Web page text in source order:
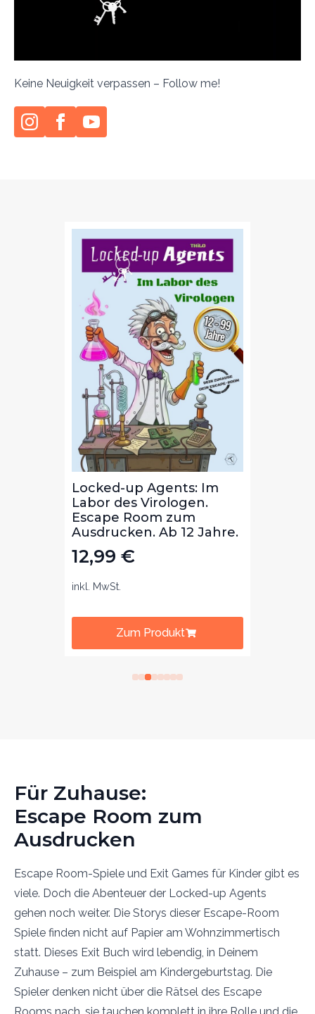
Keine Neuigkeit verpassen – Follow me!
Locked-up Agents: Im
Labor des Virologen.
Escape Room zum
Ausdrucken. Ab 12 Jahre.
12,99 €
inkl. MwSt.
Zum Produkt
Für Zuhause:
Escape Room zum
Ausdrucken
Escape Room-Spiele und Exit Games für Kinder gibt es
viele. Doch die Abenteuer der Locked-up Agents
gehen noch weiter. Die Storys dieser Escape-Room
Spiele finden nicht auf Papier am Wohnzimmertisch
statt. Dieses Exit Buch wird lebendig, in Deinem
Zuhause – zum Beispiel am Kindergeburtstag. Die
Spieler denken nicht über die Rätsel des Escape